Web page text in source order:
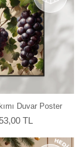
Duvar Poster
TL